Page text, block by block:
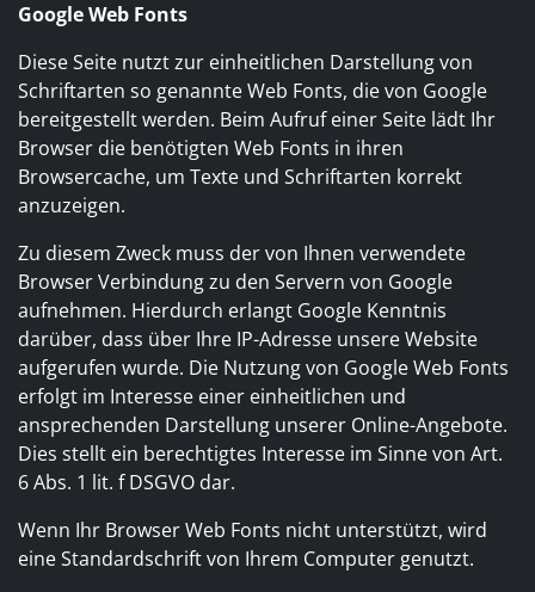
Google Web Fonts
Diese Seite nutzt zur einheitlichen Darstellung von
Schriftarten so genannte Web Fonts, die von Google
bereitgestellt werden. Beim Aufruf einer Seite lädt Ihr
Browser die benötigten Web Fonts in ihren
Browsercache, um Texte und Schriftarten korrekt
anzuzeigen.
Zu diesem Zweck muss der von Ihnen verwendete
Browser Verbindung zu den Servern von Google
aufnehmen. Hierdurch erlangt Google Kenntnis
darüber, dass über Ihre IP-Adresse unsere Website
aufgerufen wurde. Die Nutzung von Google Web Fonts
erfolgt im Interesse einer einheitlichen und
ansprechenden Darstellung unserer Online-Angebote.
Dies stellt ein berechtigtes Interesse im Sinne von Art.
6 Abs. 1 lit. f DSGVO dar.
Wenn Ihr Browser Web Fonts nicht unterstützt, wird
eine Standardschrift von Ihrem Computer genutzt.